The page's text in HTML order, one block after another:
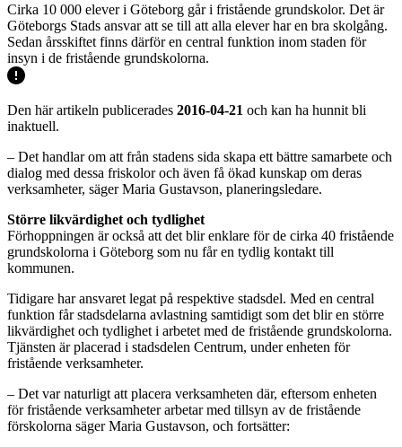
Cirka 10 000 elever i Göteborg går i fristående grundskolor. Det är
Göteborgs Stads ansvar att se till att alla elever har en bra skolgång.
Sedan årsskiftet finns därför en central funktion inom staden för
insyn i de fristående grundskolorna.
Den här artikeln publicerades 2016-04-21 och kan ha hunnit bli
inaktuell.
– Det handlar om att från stadens sida skapa ett bättre samarbete och
dialog med dessa friskolor och även få ökad kunskap om deras
verksamheter, säger Maria Gustavson, planeringsledare.
Större likvärdighet och tydlighet
Förhoppningen är också att det blir enklare för de cirka 40 fristående
grundskolorna i Göteborg som nu får en tydlig kontakt till
kommunen.
Tidigare har ansvaret legat på respektive stadsdel. Med en central
funktion får stadsdelarna avlastning samtidigt som det blir en större
likvärdighet och tydlighet i arbetet med de fristående grundskolorna.
Tjänsten är placerad i stadsdelen Centrum, under enheten för
fristående verksamheter.
– Det var naturligt att placera verksamheten där, eftersom enheten
för fristående verksamheter arbetar med tillsyn av de fristående
förskolorna säger Maria Gustavson, och fortsätter: